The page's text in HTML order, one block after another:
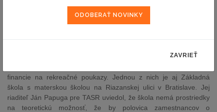
Organizácie pre bezpečnosť a spoluprácu v Európe (OBSE) ide o
jeho prvú cestu do konfliktných regiónov OBSE.
financie na rekreačné poukazy. Jednou z nich je aj Základná
škola s materskou školou na Riazanskej ulici v Bratislave. Jej
riaditeľ Ján Papuga pre TASR uviedol, že škola nemá prostriedky
na teoretickú možnosť, že by polovica zamestnancov o
ZAVRIEŤ